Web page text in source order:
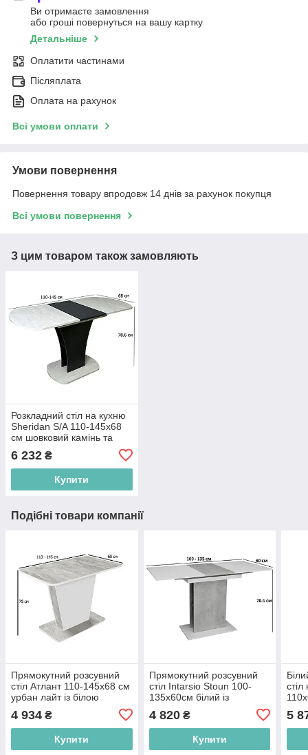
Ви отримаєте замовлення
або гроші повернуться на вашу картку
Детальніше
Оплатити частинами
Післяплата
Оплата на рахунок
Всі умови оплати
Умови повернення
Повернення товару впродовж 14 днів за рахунок покупця
Всі умови повернення
З цим товаром також замовляють
Розкладний стіл на кухню
Sheridan S/A 110-145х68
см шовковий камінь та
6 232 ₴
Купити
Подібні товари компанії
Прямокутний розсувний
стіл Атлант 110-145х68 см
урбан лайт із білою
маленької кухні
4 934 ₴
Купити
Прямокутний розсувний
стіл Intarsio Stoun 100-
135х60см білий із
стилі модерн
4 820₴
Купити
5